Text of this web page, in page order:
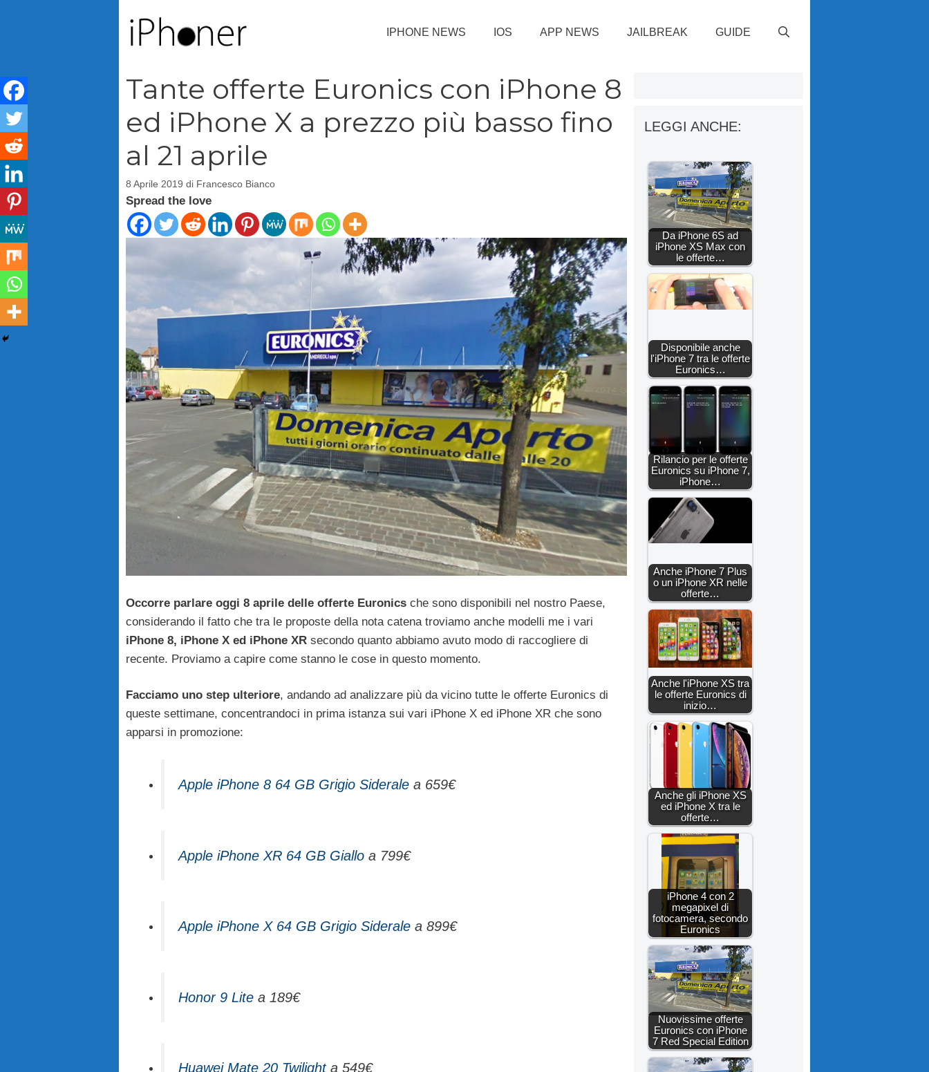
IPHONE NEWS IOS APP NEWS JAILBREAK GUIDE
Tante offerte Euronics con iPhone 8
ed iPhone X a prezzo più basso fino
al 21 aprile
8 Aprile 2019 di Francesco Bianco
Spread the love
Occorre parlare oggi 8 aprile delle offerte Euronics che sono disponibili nel nostro Paese,
considerando il fatto che tra le proposte della nota catena troviamo anche modelli me i vari
iPhone 8, iPhone X ed iPhone XR secondo quanto abbiamo avuto modo di raccogliere di
recente. Proviamo a capire come stanno le cose in questo momento.
Facciamo uno step ulteriore, andando ad analizzare più da vicino tutte le offerte Euronics di
queste settimane, concentrandoci in prima istanza sui vari iPhone X ed iPhone XR che sono
apparsi in promozione:
Apple iPhone 8 64 GB Grigio Siderale a 659€
Apple iPhone XR 64 GB Giallo a 799€
Apple iPhone X 64 GB Grigio Siderale a 899€
Honor 9 Lite a 189€
Huawei Mate 20 Twilighta 549€
LEGGI ANCHE:
Da iPhone 6S ad
iPhone XS Max con
le offerte…
Disponibile anche
l'iPhone 7 tra le offerte
Euronics…
Rilancio per le offerte
Euronics su iPhone 7,
iPhone…
Anche iPhone 7 Plus
o un iPhone XR nelle
offerte…
Anche l'iPhone XS tra
le offerte Euronics di
inizio…
Anche gli iPhone XS
ed iPhone X tra le
offerte…
iPhone 4 con 2
megapixel di
fotocamera, secondo
Euronics
Nuovissime offerte
Euronics con iPhone
7 Red Special Edition